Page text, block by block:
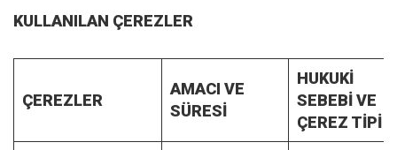
KULLANILAN ÇEREZLER
ÇEREZLER
AMACI VE
SÜRESİ
HUKUKİ
SEBEBİ VE
ÇEREZ TİPİ